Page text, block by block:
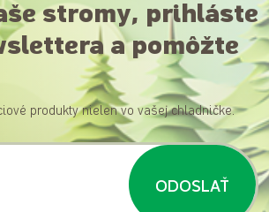
stromy, prihláste
a pomôžte
produkty nielen vo vašej chladničke.
ODOSLAŤ